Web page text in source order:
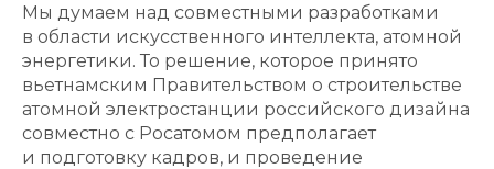
Мы думаем над совместными разработками
в области искусственного интеллекта, атомной
энергетики. То решение, которое принято
вьетнамским Правительством о строительстве
атомной электростанции российского дизайна
совместно с Росатомом предполагает
и подготовку кадров, и проведение